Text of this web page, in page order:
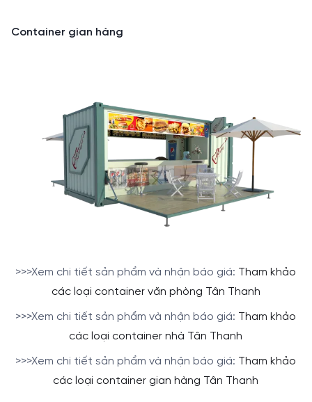
Container gian hàng
>>>Xem chi tiết sản phẩm và nhận báo giá: Tham khảo
các loại container văn phòng Tân Thanh
>>>Xem chi tiết sản phẩm và nhận báo giá: Tham khảo
các loại container nhà Tân Thanh
>>>Xem chi tiết sản phẩm và nhận báo giá: Tham khảo
các loại container gian hàng Tân Thanh